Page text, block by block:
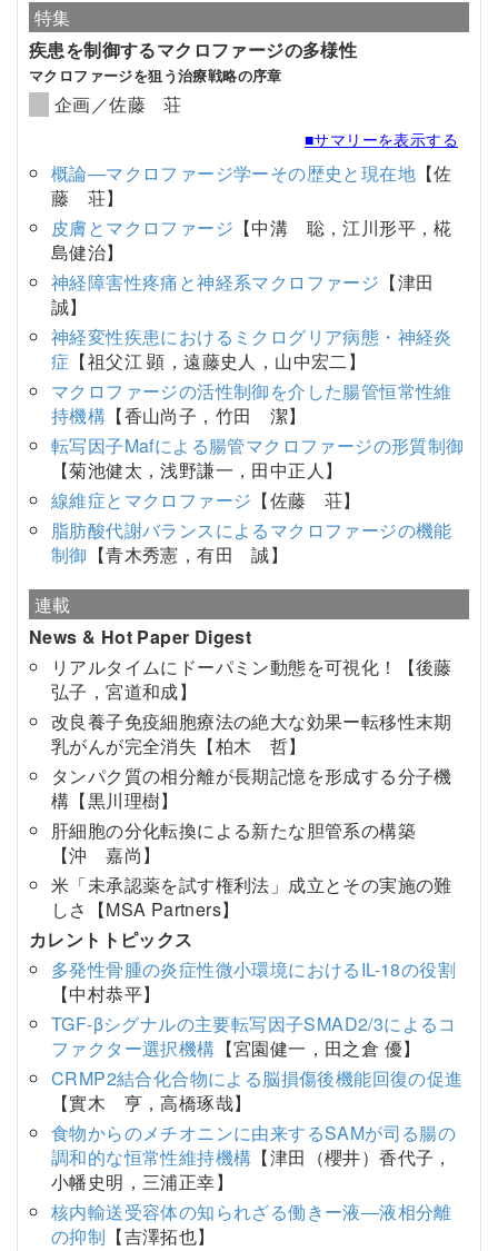
特集
疾患を制御するマクロファージの多様性
マクロファージを狙う治療戦略の序章
企画／佐藤 荘
■サマリーを表示する
概論―マクロファージ学ーその歴史と現在地 【佐
藤 荘】
皮膚とマクロファージ 【中溝 聡，江川形平，椛
島健治】
神経障害性疼痛と神経系マクロファージ 【津田
誠】
神経変性疾患におけるミクログリア病態・神経炎
症 【祖父江 顕，遠藤史人，山中宏二】
マクロファージの活性制御を介した腸管恒常性維
持機構 【香山尚子，竹田 潔】
転写因子Mafによる腸管マクロファージの形質制御
【菊池健太，浅野謙一，田中正人】
線維症とマクロファージ 【佐藤 荘】
脂肪酸代謝バランスによるマクロファージの機能
制御 【青木秀憲，有田 誠】
連載
News & Hot Paper Digest
リアルタイムにドーパミン動態を可視化！【後藤
弘子，宮道和成】
改良養子免疫細胞療法の絶大な効果ー転移性末期
乳がんが完全消失【柏木 哲】
タンパク質の相分離が長期記憶を形成する分子機
構【黒川理樹】
肝細胞の分化転換による新たな胆管系の構築
【沖 嘉尚】
米「未承認薬を試す権利法」成立とその実施の難
しさ【MSA Partners】
カレントトピックス
多発性骨腫の炎症性微小環境におけるIL-18の役割
【中村恭平】
TGF-βシグナルの主要転写因子SMAD2/3によるコ
ファクター選択機構 【宮園健一，田之倉 優】
CRMP2結合化合物による脳損傷後機能回復の促進
【實木 亨，高橋琢哉】
食物からのメチオニンに由来するSAMが司る腸の
調和的な恒常性維持機構 【津田（櫻井）香代子，
小幡史明，三浦正幸】
核内輸送受容体の知られざる働きー液―液相分離
の抑制 【吉澤拓也】